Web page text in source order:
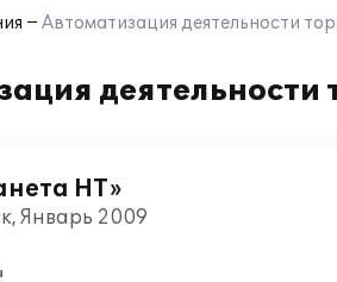
Автоматизация деятельности
деятельности
НТ»
Январь 2009